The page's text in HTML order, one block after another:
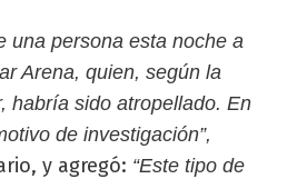
una persona esta noche a
Arena, quien, según la
habría sido atropellado. En
de investigación”,
y agregó: “Este tipo de